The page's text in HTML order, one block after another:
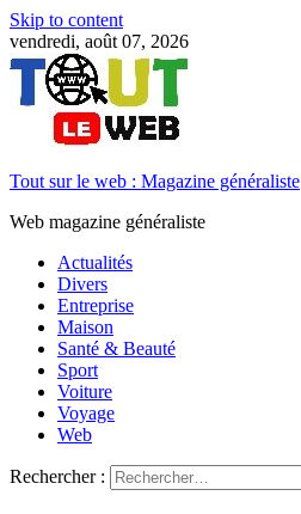
Skip to content
vendredi, août 07, 2026
Tout sur le web : Magazine généraliste
Web magazine généraliste
Actualités
Divers
Entreprise
Maison
Santé & Beauté
Sport
Voiture
Voyage
Web
Rechercher :